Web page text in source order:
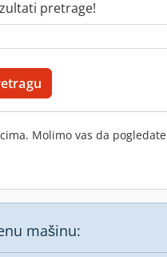
pretrage!
Molimo vas da
mašinu: